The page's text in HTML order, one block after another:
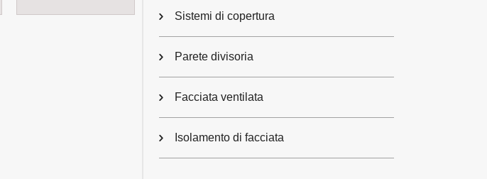
Sistemi di copertura
Parete divisoria
Facciata ventilata
Isolamento di facciata